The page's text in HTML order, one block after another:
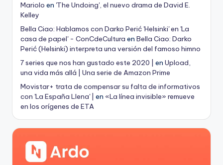
Mariolo en 'The Undoing', el nuevo drama de David E.
Kelley
Bella Ciao: Hablamos con Darko Perić 'Helsinki' en 'La
casa de papel' - ConCdeCultura en Bella Ciao: Darko
Perić (Helsinki) interpreta una versión del famoso himno
7 series que nos han gustado este 2020 |
en Upload,
una vida más allá | Una serie de Amazon Prime
Movistar+ trata de compensar su falta de informativos
con 'La España Llena' | en «La línea invisible» remueve
en los orígenes de ETA